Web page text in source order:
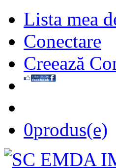
Lista mea
Conectare
Creează
0produs(e)